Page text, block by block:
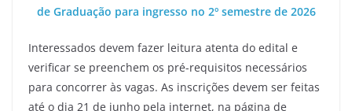
de Graduação para ingresso no 2º semestre de 2026
Interessados devem fazer leitura atenta do edital e
verificar se preenchem os pré-requisitos necessários
para concorrer às vagas. As inscrições devem ser feitas
até o dia 21 de junho pela internet, na página de